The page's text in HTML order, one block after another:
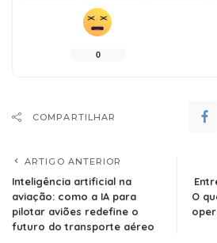
0
COMPARTILHAR
ARTIGO ANTERIOR
Inteligência artificial na
aviação: como a IA para
pilotar aviões redefine o
futuro do transporte aéreo
O